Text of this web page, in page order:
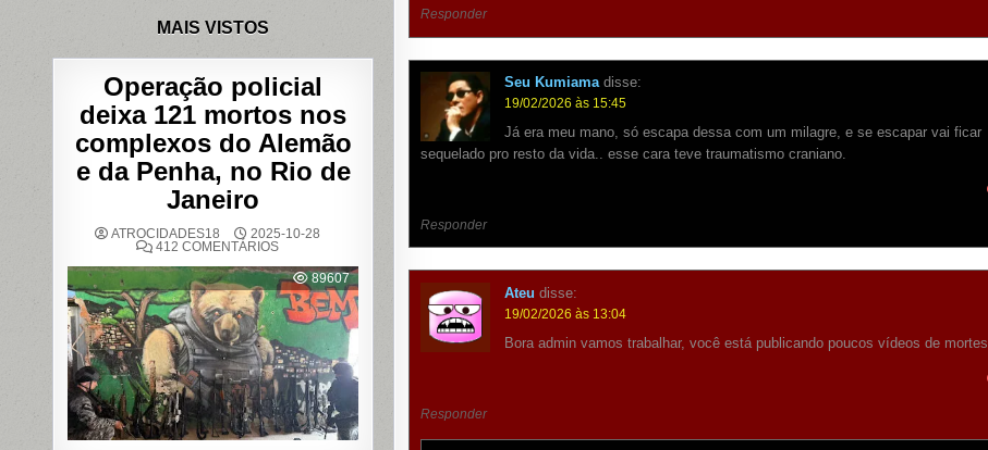
Responder
Seu Kumiama disse:
19/02/2026 às 15:45
Já era meu mano, só escapa dessa com um milagre, e se escapar vai ficar
sequelado pro resto da vida.. esse cara teve traumatismo craniano.
Responder
Ateu disse:
19/02/2026 às 13:04
Bora admin vamos trabalhar, você está publicando poucos vídeos de mortes
Responder
MAIS VISTOS
Operação policial
deixa 121 mortos nos
complexos do Alemão
e da Penha, no Rio de
Janeiro
ATROCIDADES18
2025-10-28
412 COMENTÁRIOSEM
POLICIAL
DEIXA
121
MORTOS
NOS
COMPLEXOS
DO
ALEMÃO
E
DA
PENHA,
NO
RIO
DE
89607